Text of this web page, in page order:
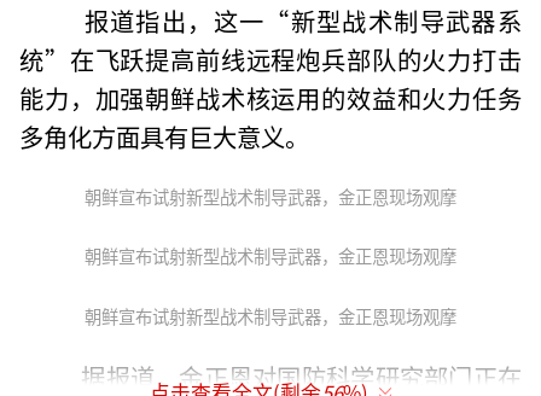
报道指出，这一“新型战术制导武器系
统”在飞跃提高前线远程炮兵部队的火力打击
能力，加强朝鲜战术核运用的效益和火力任务
多角化方面具有巨大意义。
朝鲜宣布试射新型战术制导武器，金正恩现场观摩
朝鲜宣布试射新型战术制导武器，金正恩现场观摩
朝鲜宣布试射新型战术制导武器，金正恩现场观摩
据报道，金正恩对国防科学研究部门正在